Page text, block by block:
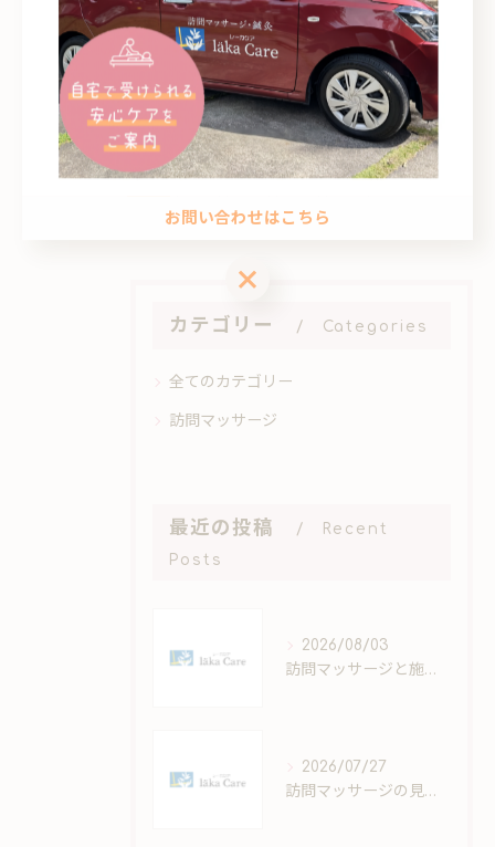
訪問マッサージの利用を鹿児島県南さつ
ま市で始めるためのロードマップと問い
合わせ先徹底ガイド
2026/06/01
2 3 4
カテゴリー Categories
全てのカテゴリー
訪問マッサージ
最近の投稿
Recent
Posts
2026/08/03
訪問マッサージと施設運営の成功モデルと資格要件や安全運営の実践ポイント
2026/07/27
訪問マッサージの見積もりを鹿児島県南さつま市と奄美市で正確に把握する方法
お問い合わせはこちら
お問い合わせはこちら